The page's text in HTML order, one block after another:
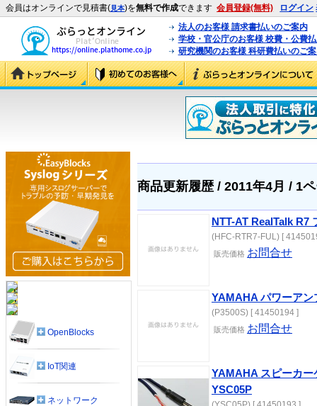
会員はオンラインで見積書(見本)を無料で作成できます 会員登録(無料) ログイン
法人のお客様 請求書払いのご案内
学校・官公庁のお客様 校費・公費
研究機関のお客様 科研費払いのご
商品更新履歴 / 2011年4月 / 1
NTT-AT RealTalk R7
(HFC-RTR7-FUL) [
販売価格 お問合せ
YAMAHA パワーアン
(P3500S) [ 41450194 ]
販売価格 お問合せ
YAMAHA スピーカ
YSC05P
OpenBlocks
IoT関連
ネットワーク